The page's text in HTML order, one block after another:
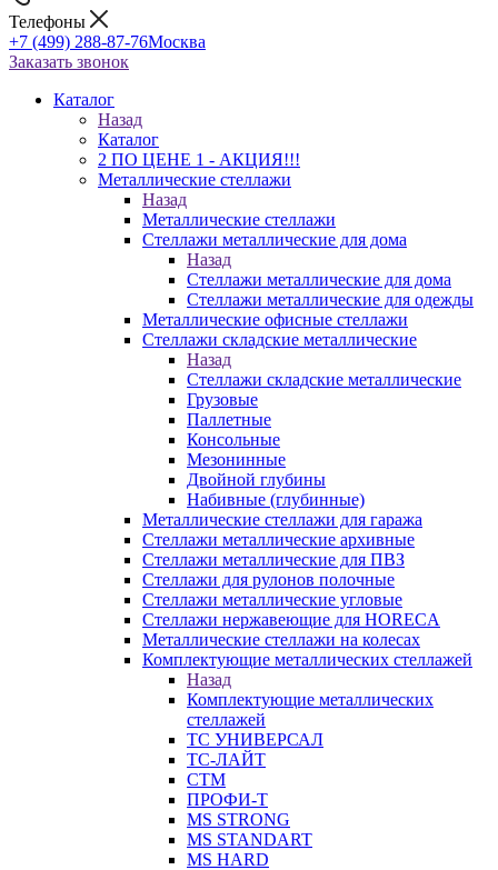
Телефоны
+7 (499) 288-87-76Москва
Заказать звонок
Каталог
Назад
Каталог
2 ПО ЦЕНЕ 1 - АКЦИЯ!!!
Металлические стеллажи
Назад
Металлические стеллажи
Стеллажи металлические для дома
Назад
Стеллажи металлические для дома
Стеллажи металлические для одежды
Металлические офисные стеллажи
Стеллажи складские металлические
Назад
Стеллажи складские металлические
Грузовые
Паллетные
Консольные
Мезонинные
Двойной глубины
Набивные (глубинные)
Металлические стеллажи для гаража
Стеллажи металлические архивные
Стеллажи металлические для ПВЗ
Стеллажи для рулонов полочные
Стеллажи металлические угловые
Стеллажи нержавеющие для HORECA
Металлические стеллажи на колесах
Комплектующие металлических стеллажей
Назад
Комплектующие металлических
стеллажей
ТС УНИВЕРСАЛ
ТС-ЛАЙТ
СТМ
ПРОФИ-Т
MS STRONG
MS STANDART
MS HARD